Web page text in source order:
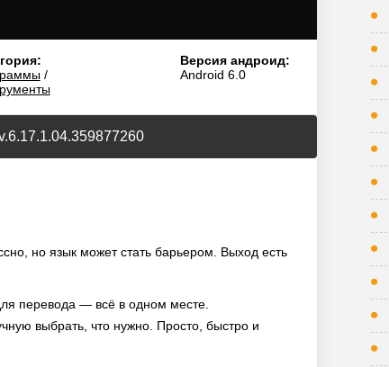
/
Версия андроид:
Android 6.0
но язык может стать барьером. Выход есть
перевода — всё в одном месте.
выбрать, что нужно. Просто, быстро и